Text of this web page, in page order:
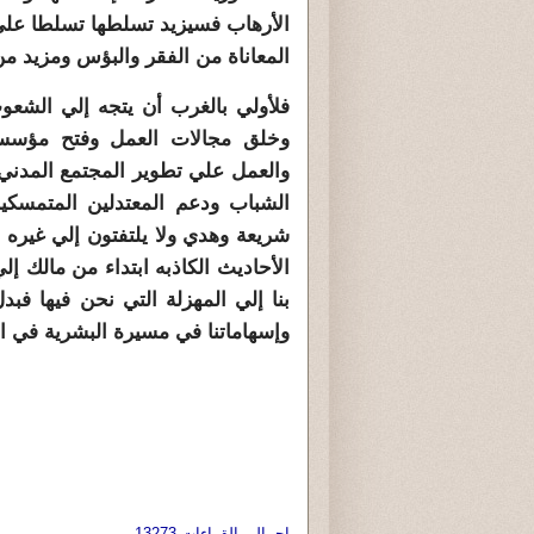
الأرهاب فسيزيد تسلطها تسلطا
المعاناة من الفقر والبؤس
فلأولي بالغرب أن يتجه إلي
وخلق مجالات العمل وفتح
والعمل علي تطوير المجتمع
الشباب ودعم المعتدلين
شريعة وهدي ولا يلتفتون إلي
الأحاديث الكاذبه ابتداء من مالك
بنا إلي المهزلة التي نحن فيها
وإسهاماتنا في مسيرة البشرية في